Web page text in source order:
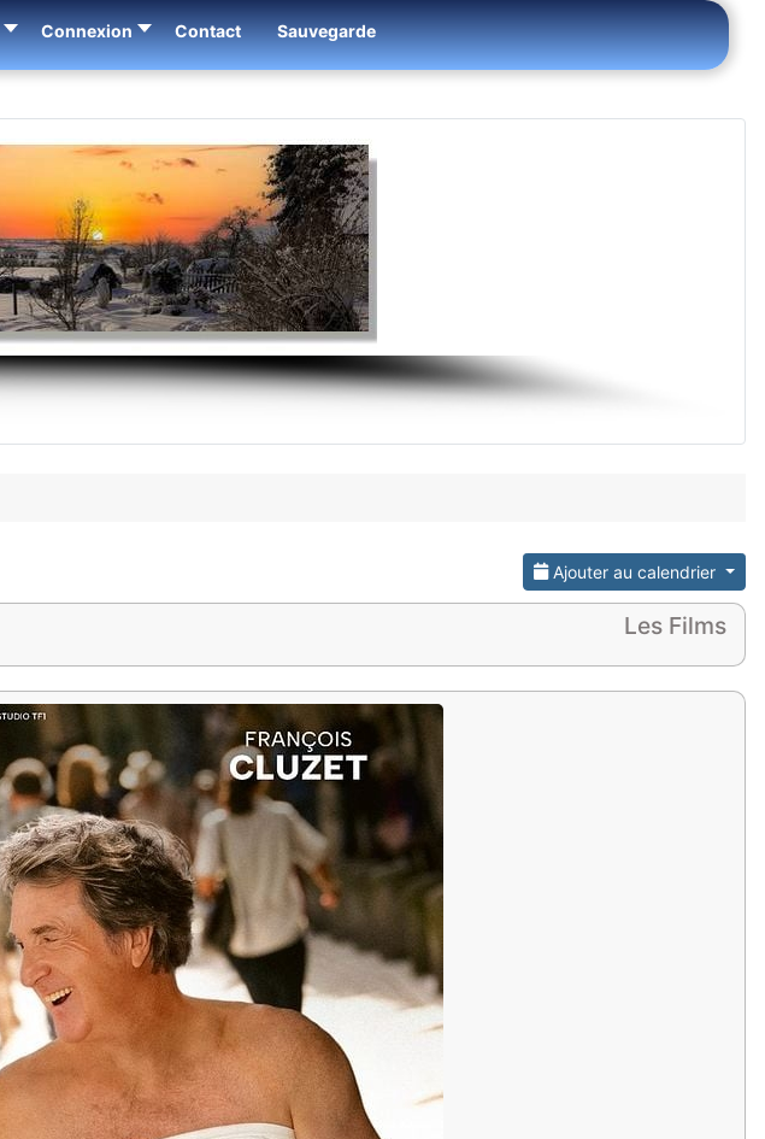
Connexion Contact Sauvegarde
Ajouter au calendrier
Les Films